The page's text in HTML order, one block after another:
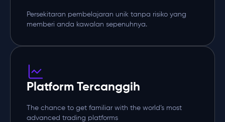
Persekitaran pembelajaran unik tanpa risiko yang
memberi anda kawalan sepenuhnya.
Platform Tercanggih
The chance to get familiar with the world’s most
advanced trading platforms